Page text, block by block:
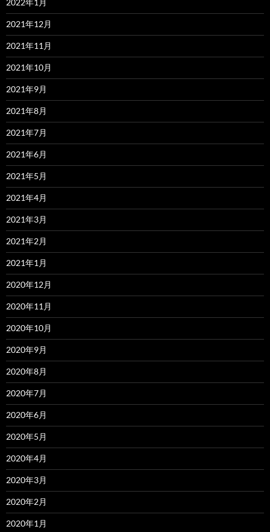
2022年1月
2021年12月
2021年11月
2021年10月
2021年9月
2021年8月
2021年7月
2021年6月
2021年5月
2021年4月
2021年3月
2021年2月
2021年1月
2020年12月
2020年11月
2020年10月
2020年9月
2020年8月
2020年7月
2020年6月
2020年5月
2020年4月
2020年3月
2020年2月
2020年1月